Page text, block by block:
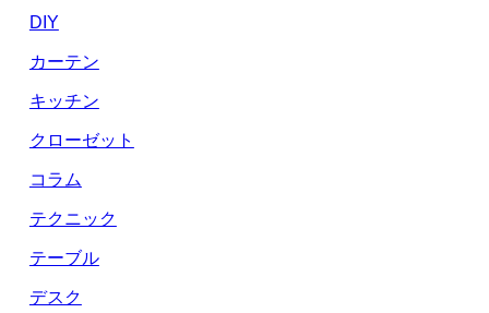
DIY
カーテン
キッチン
クローゼット
コラム
テクニック
テーブル
デスク